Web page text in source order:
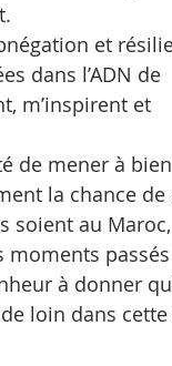
et
dans l’ADN de
m’inspirent et
de mener à
la chance
soient au
moments passés
à donner
loin dans